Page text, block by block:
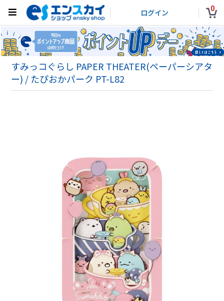
ログイン 0
すみっコぐらし PAPER THEATER(ペーパーシアタ
ー) / たぴおかパーク PT-L82